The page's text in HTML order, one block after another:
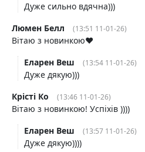
Дуже сильно вдячна)))
Люмен Белл
(13:51 11-01-26)
Вітаю з новинкою♥️
Еларен Веш
(13:54 11-01-26)
Дуже дякую)))
Крісті Ко
(13:46 11-01-26)
Вітаю з новинкою! Успіхів ))))
Еларен Веш
(13:57 11-01-26)
Дуже дякую))))